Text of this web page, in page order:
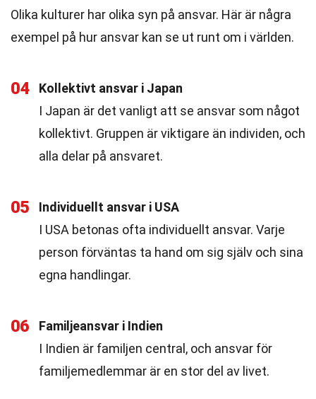
Olika kulturer har olika syn på ansvar. Här är några
exempel på hur ansvar kan se ut runt om i världen.
04
Kollektivt ansvar i Japan
I Japan är det vanligt att se ansvar som något
kollektivt. Gruppen är viktigare än individen, och
alla delar på ansvaret.
05
Individuellt ansvar i USA
I USA betonas ofta individuellt ansvar. Varje
person förväntas ta hand om sig själv och sina
egna handlingar.
06
Familjeansvar i Indien
I Indien är familjen central, och ansvar för
familjemedlemmar är en stor del av livet.